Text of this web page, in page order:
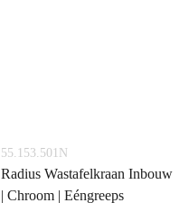
55.153.501N
Radius Wastafelkraan Inbouw
| Chroom | Eéngreeps